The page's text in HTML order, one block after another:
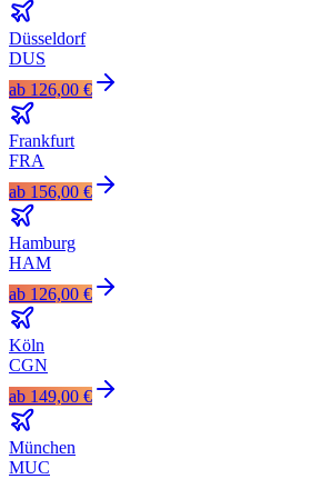
Düsseldorf
DUS
ab 126,00 €
Frankfurt
FRA
ab 156,00 €
Hamburg
HAM
ab 126,00 €
Köln
CGN
ab 149,00 €
München
MUC